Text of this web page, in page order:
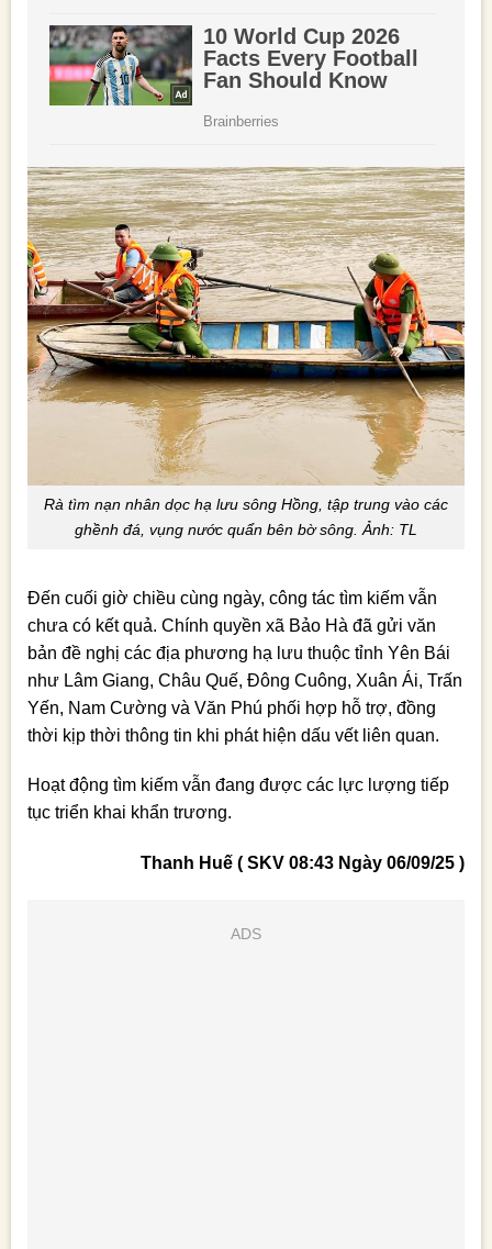
Rà tìm nạn nhân dọc hạ lưu sông Hồng, tập trung vào các
ghềnh đá, vụng nước quẩn bên bờ sông. Ảnh: TL
Đến cuối giờ chiều cùng ngày, công tác tìm kiếm vẫn
chưa có kết quả. Chính quyền xã Bảo Hà đã gửi văn
bản đề nghị các địa phương hạ lưu thuộc tỉnh Yên Bái
như Lâm Giang, Châu Quế, Đông Cuông, Xuân Ái, Trấn
Yến, Nam Cường và Văn Phú phối hợp hỗ trợ, đồng
thời kịp thời thông tin khi phát hiện dấu vết liên quan.
Hoạt động tìm kiếm vẫn đang được các lực lượng tiếp
tục triển khai khẩn trương.
Thanh Huế ( SKV 08:43 Ngày 06/09/25 )
ADS